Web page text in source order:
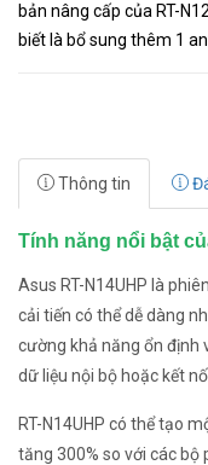
bản nâng cấp của RT-
biết là bổ sung thêm 1
Thông tin
Tính năng nổi bật
Asus RT-N14UHP là
cải tiến có thể dễ dàng
cường khả năng ổn định
dữ liệu nội bộ hoặc kết
RT-N14UHP có thể tạo
tăng 300% so với các bộ